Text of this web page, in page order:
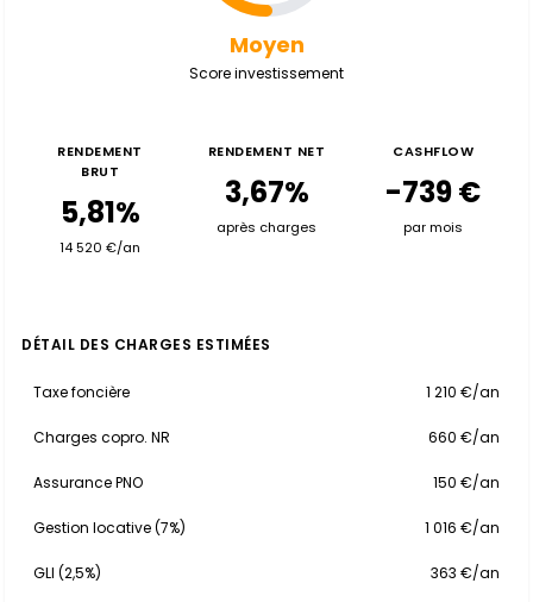
Moyen
Score investissement
RENDEMENT
BRUT
5,81%
14 520 €/an
RENDEMENT NET
3,67%
après charges
CASHFLOW
-739 €
par mois
DÉTAIL DES CHARGES ESTIMÉES
Taxe foncière 1 210 €/an
Charges copro. NR 660 €/an
Assurance PNO 150 €/an
Gestion locative (7%) 1 016 €/an
GLI (2,5%) 363 €/an